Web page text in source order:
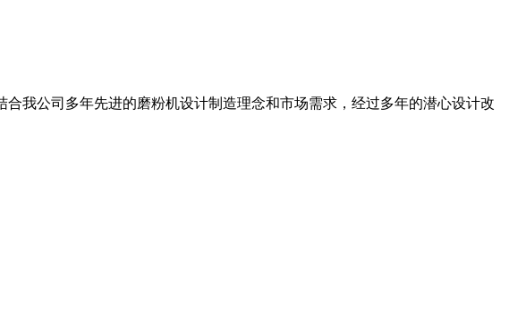
我公司多年先进的磨粉机设计制造理念和市场需求，经过多年的潜心设计改